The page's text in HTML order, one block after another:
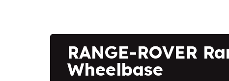
RANGE-ROVER
Wheelbase